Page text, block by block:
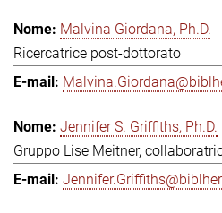
Malvina Giordana, Ph.D.
Ricercatrice post-dottorato
Jennifer S. Griffiths, Ph.D.
Gruppo Lise Meitner,